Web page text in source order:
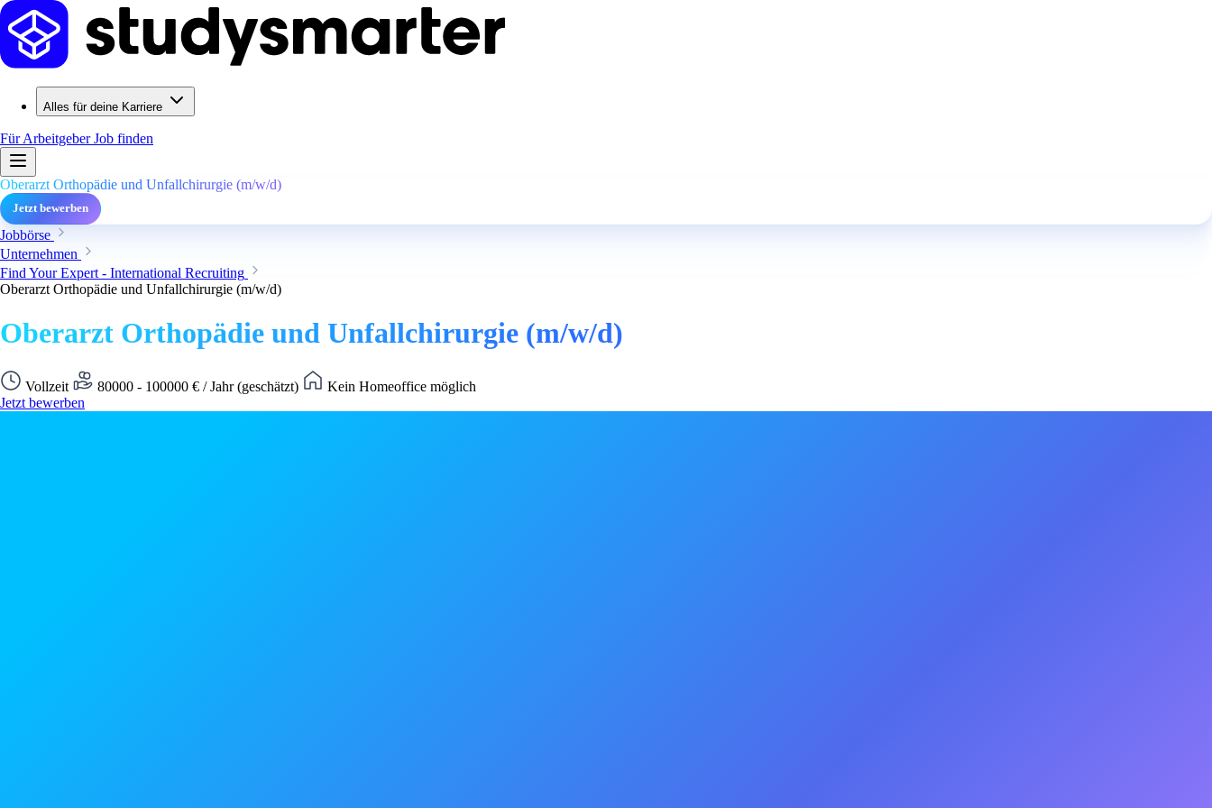
Alles für deine Karriere
Für ArbeitgeberJob finden
Oberarzt Orthopädie und Unfallchirurgie (m/w/d)
Jetzt bewerben
Jobbörse
Unternehmen
Find Your Expert - International Recruiting
Oberarzt Orthopädie und Unfallchirurgie (m/w/d)
Oberarzt Orthopädie und Unfallchirurgie (m/w/d)
Vollzeit 80000 - 100000 € / Jahr (geschätzt)
Kein Homeoffice möglich
Jetzt bewerben